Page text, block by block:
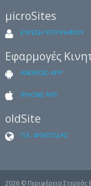
μicroSites
ΕΥΡΕΣΗ ΥΠΟΨΗΦΙΟΥ
Εφαρμογές
ANDROID APP
iPHONE APP
oldSite
Π.Ε. ΦΘΙΩΤΙΔΑΣ
2026 © Περιφέρεια